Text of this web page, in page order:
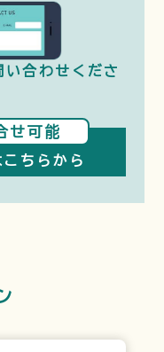
い合わせくださ
せ可能
こちらから